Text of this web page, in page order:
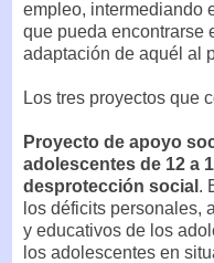
empleo, intermediando
que pueda encontrarse
adaptación de aquél al
Los tres proyectos que
Proyecto de apoyo
adolescentes de 12 a
desprotección social .
los déficits personales,
y educativos de los
los adolescentes en